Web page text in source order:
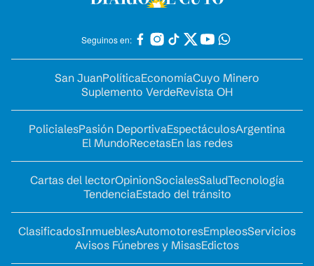
Seguinos en:
San JuanPolíticaEconomíaCuyo Minero
Suplemento VerdeRevista OH
PolicialesPasión DeportivaEspectáculosArgentina
El MundoRecetasEn las redes
Cartas del lectorOpinionSocialesSaludTecnología
TendenciaEstado del tránsito
ClasificadosInmueblesAutomotoresEmpleosServicios
Avisos Fúnebres y MisasEdictos